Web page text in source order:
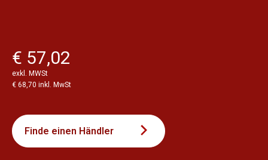
€ 57,02
exkl. MWSt
€ 68,70 inkl. MwSt
Finde einen Händler